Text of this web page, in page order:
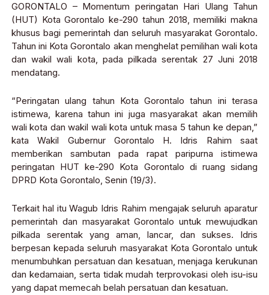
GORONTALO – Momentum peringatan Hari Ulang Tahun
(HUT) Kota Gorontalo ke-290 tahun 2018, memiliki makna
khusus bagi pemerintah dan seluruh masyarakat Gorontalo.
Tahun ini Kota Gorontalo akan menghelat pemilihan wali kota
dan wakil wali kota, pada pilkada serentak 27 Juni 2018
mendatang.
“Peringatan ulang tahun Kota Gorontalo tahun ini terasa
istimewa, karena tahun ini juga masyarakat akan memilih
wali kota dan wakil wali kota untuk masa 5 tahun ke depan,”
kata Wakil Gubernur Gorontalo H. Idris Rahim saat
memberikan sambutan pada rapat paripurna istimewa
peringatan HUT ke-290 Kota Gorontalo di ruang sidang
DPRD Kota Gorontalo, Senin (19/3).
Terkait hal itu Wagub Idris Rahim mengajak seluruh aparatur
pemerintah dan masyarakat Gorontalo untuk mewujudkan
pilkada serentak yang aman, lancar, dan sukses. Idris
berpesan kepada seluruh masyarakat Kota Gorontalo untuk
menumbuhkan persatuan dan kesatuan, menjaga kerukunan
dan kedamaian, serta tidak mudah terprovokasi oleh isu-isu
yang dapat memecah belah persatuan dan kesatuan.